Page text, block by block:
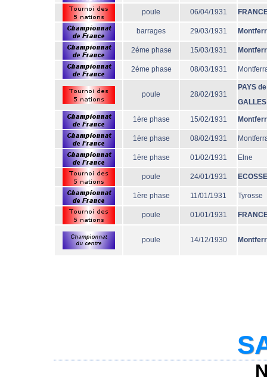
poule 06/04/1931
barrages 29/03/1931
2éme phase 15/03/1931
2éme phase 08/03/1931
poule 28/02/1931
PAYS de
GALLES
1ère phase 15/02/1931
1ère phase 08/02/1931
1ère phase 01/02/1931 Elne
poule 24/01/1931 ECOSSE
1ère phase 11/01/1931 Tyrosse
poule 01/01/1931
poule 14/12/1930